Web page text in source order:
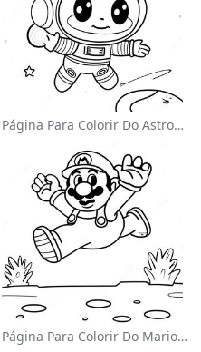
Página Para Colorir Do Astronauta Fofo Flutuando No Espaço
Página Para Colorir Do Mario Pulando Sobre Goombas